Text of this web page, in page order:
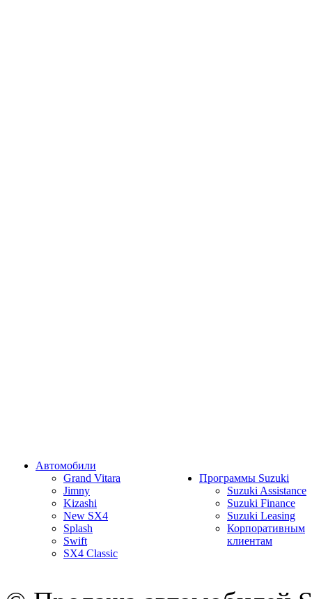
Автомобили
Grand Vitara
Jimny
Kizashi
New SX4
Splash
Swift
SX4 Classic
Программы Suzuki
Suzuki Assistance
Suzuki Finance
Suzuki Leasing
Корпоративным
клиентам